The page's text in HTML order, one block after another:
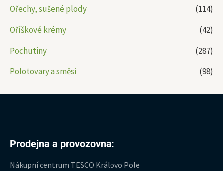
Ořechy, sušené plody
(114)
Oříškové krémy
(42)
Pochutiny
(287)
Polotovary a směsi
(98)
Prodejna a provozovna:
Nákupní centrum TESCO Královo Pole